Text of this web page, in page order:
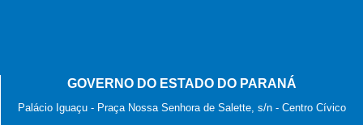
GOVERNO DO ESTADO DO PARANÁ
Palácio Iguaçu - Praça Nossa Senhora de Salette, s/n - Centro Cívico